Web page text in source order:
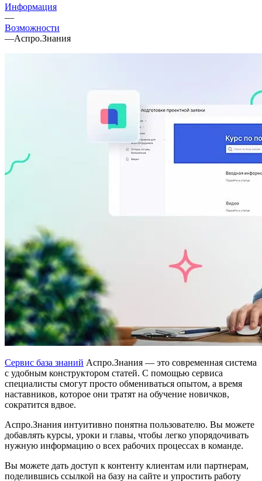
Информация
—
Возможности
—Аспро.Знания
Сервис база знаний Аспро.Знания — это современная система
с удобным конструктором статей. С помощью сервиса
специалисты смогут просто обмениваться опытом, а время
наставников, которое они тратят на обучение новичков,
сократится вдвое.
Аспро.Знания интуитивно понятна пользователю. Вы можете
добавлять курсы, уроки и главы, чтобы легко упорядочивать
нужную информацию о всех рабочих процессах в команде.
Вы можете дать доступ к контенту клиентам или партнерам,
поделившись ссылкой на базу на сайте и упростить работу